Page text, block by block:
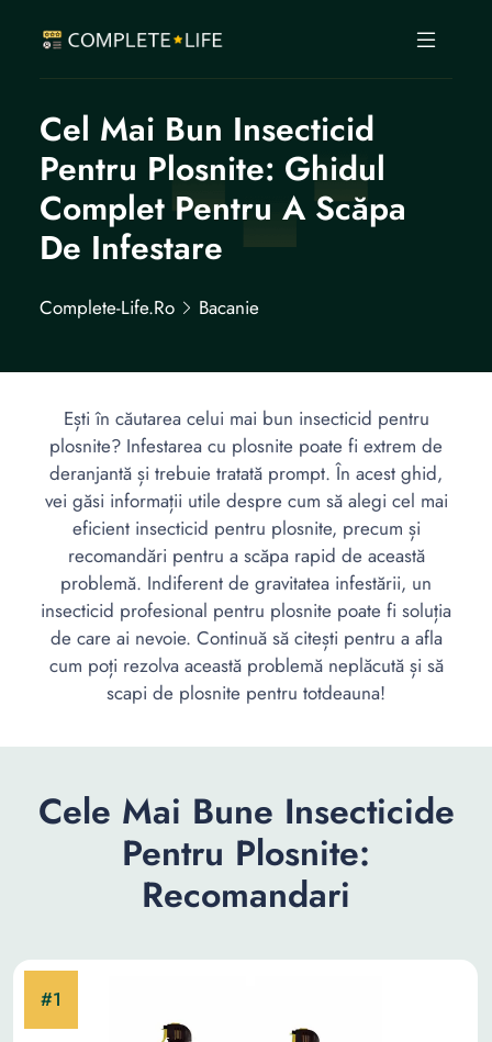
Cel Mai Bun Insecticid
Pentru Plosnite: Ghidul
Complet Pentru A Scăpa
De Infestare
Complete-Life.ro Bacanie
Ești în căutarea celui mai bun insecticid pentru
plosnite? Infestarea cu plosnite poate fi extrem de
deranjantă și trebuie tratată prompt. În acest ghid,
vei găsi informații utile despre cum să alegi cel mai
eficient insecticid pentru plosnite, precum și
recomandări pentru a scăpa rapid de această
problemă. Indiferent de gravitatea infestării, un
insecticid profesional pentru plosnite poate fi soluția
de care ai nevoie. Continuă să citești pentru a afla
cum poți rezolva această problemă neplăcută și să
scapi de plosnite pentru totdeauna!
Cele Mai Bune Insecticide
Pentru Plosnite:
Recomandari